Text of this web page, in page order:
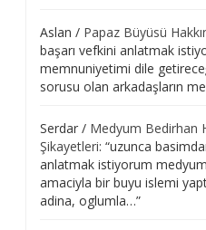
Aslan / Papaz Büyüsü
başarı vefkini anlatmak
memnuniyetimi dile
sorusu olan arkadaşların
Serdar/ Medyum Bedirhan
Şikayetleri: “uzunca
anlatmak istiyorum
amaciyla bir buyu islemi
adina, oglumla…”